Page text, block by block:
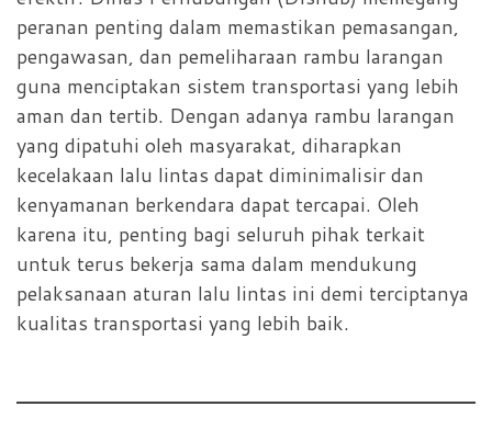
peranan penting dalam memastikan pemasangan,
pengawasan, dan pemeliharaan rambu larangan
guna menciptakan sistem transportasi yang lebih
aman dan tertib. Dengan adanya rambu larangan
yang dipatuhi oleh masyarakat, diharapkan
kecelakaan lalu lintas dapat diminimalisir dan
kenyamanan berkendara dapat tercapai. Oleh
karena itu, penting bagi seluruh pihak terkait
untuk terus bekerja sama dalam mendukung
pelaksanaan aturan lalu lintas ini demi terciptanya
kualitas transportasi yang lebih baik.